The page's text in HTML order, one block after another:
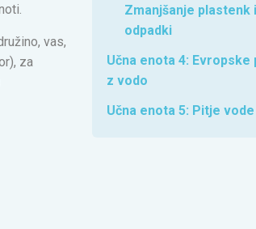
vas,
za
Zmanjšanje plastenk
odpadki
Učna enota 4:
z vodo
Učna enota 5: Pitje